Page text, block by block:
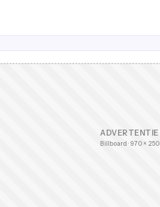
ADVERTENTIE
Billboard · 970 × 250